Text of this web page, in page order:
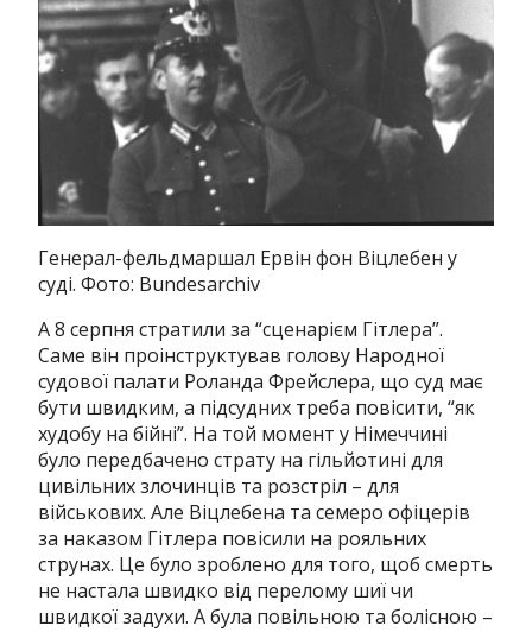
Генерал-фельдмаршал Ервін фон Віцлебен у
суді. Фото: Bundesarchiv
А 8 серпня стратили за “сценарієм Гітлера”.
Саме він проінструктував голову Народної
судової палати Роланда Фрейслера, що суд має
бути швидким, а підсудних треба повісити, “як
худобу на бійні”. На той момент у Німеччині
було передбачено страту на гільйотині для
цивільних злочинців та розстріл – для
військових.Але Віцлебена та семеро офіцерів
за наказом Гітлера повісили на рояльних
струнах. Це було зроблено для того, щоб смерть
не настала швидко від перелому шиї чи
швидкої задухи.А була повільною та болісною –